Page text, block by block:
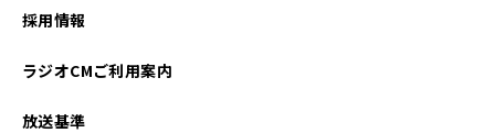
採用情報
ラジオCMご利用案内
放送基準